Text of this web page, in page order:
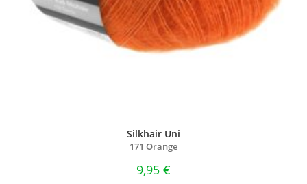
Silkhair Uni
171 Orange
9,95 €